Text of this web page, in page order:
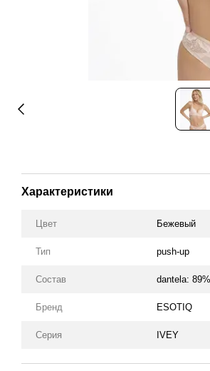
Характеристики
Цвет Бежевый
Тип push-up
Состав dantela:
Бренд ESOTIQ
Серия IVEY